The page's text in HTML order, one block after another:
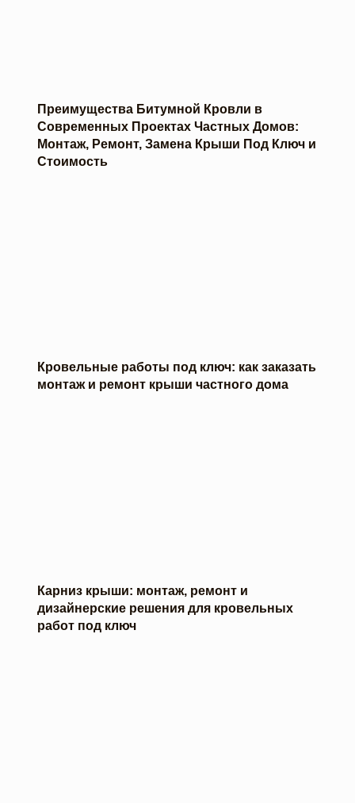
Преимущества Битумной Кровли в
Современных Проектах Частных Домов:
Монтаж, Ремонт, Замена Крыши Под Ключ и
Стоимость
Кровельные работы под ключ: как заказать
монтаж и ремонт крыши частного дома
Карниз крыши: монтаж, ремонт и
дизайнерские решения для кровельных
работ под ключ